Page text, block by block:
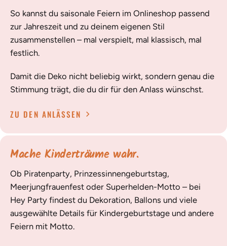
So kannst du saisonale Feiern im Onlineshop passend
zur Jahreszeit und zu deinem eigenen Stil
zusammenstellen – mal verspielt, mal klassisch, mal
festlich.
Damit die Deko nicht beliebig wirkt, sondern genau die
Stimmung trägt, die du dir für den Anlass wünschst.
ZU DEN ANLÄSSEN
Mache Kinderträume wahr.
Ob Piratenparty, Prinzessinnengeburtstag,
Meerjungfrauenfest oder Superhelden-Motto – bei
Hey Party findest du Dekoration, Ballons und viele
ausgewählte Details für Kindergeburtstage und andere
Feiern mit Motto.